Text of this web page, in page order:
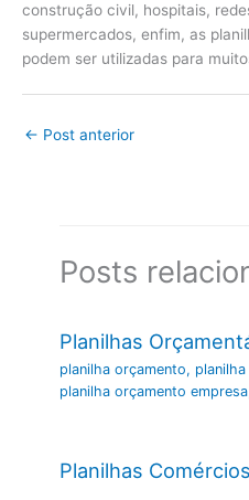
construção civil, hospitais,
supermercados, enfim, as
podem ser utilizadas para
← Post anterior
Posts
Planilhas
planilha orçamento,
planilha orçamento empresa
Planilhas